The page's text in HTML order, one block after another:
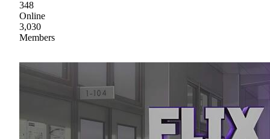
348
Online
3,030
Members